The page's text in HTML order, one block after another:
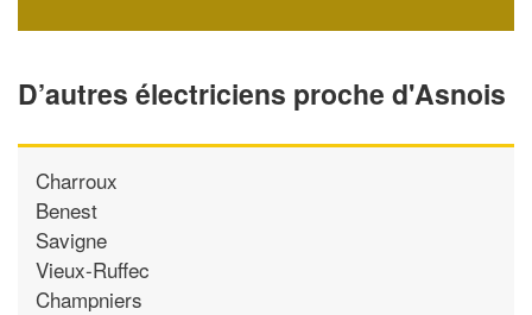
D’autres électriciens proche d'Asnois
Charroux
Benest
Savigne
Vieux-Ruffec
Champniers